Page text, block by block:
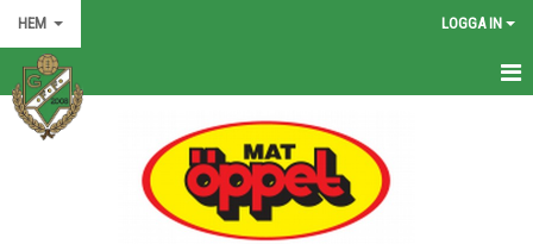
HEM LOGGA IN
HEM